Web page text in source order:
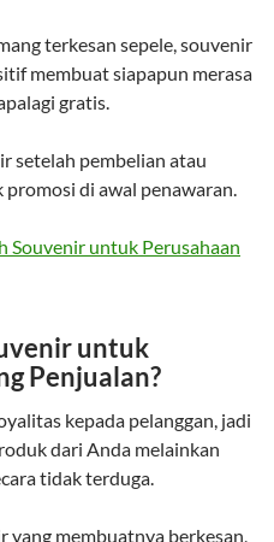
terkesan sepele, souvenir
membuat siapapun merasa
gratis.
setelah pembelian atau
di awal penawaran.
Souvenir untuk Perusahaan
untuk
Penjualan?
kepada pelanggan, jadi
dari Anda melainkan
tidak terduga.
yang membuatnya berkesan,